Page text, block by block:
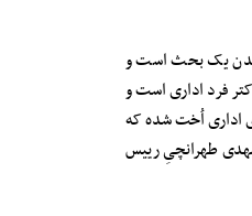
شدن یک بحث است و
فرد اداری است و
اداری اُخت شده که
طهرانچیِ رییس